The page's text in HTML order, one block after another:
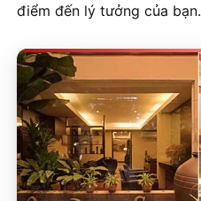
điểm đến lý tưởng của bạn.